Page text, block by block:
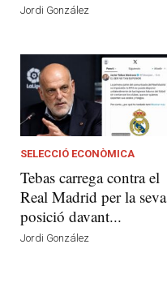
Jordi González
SELECCIÓ ECONÒMICA
Tebas carrega contra el
Real Madrid per la seva
posició davant...
Jordi González